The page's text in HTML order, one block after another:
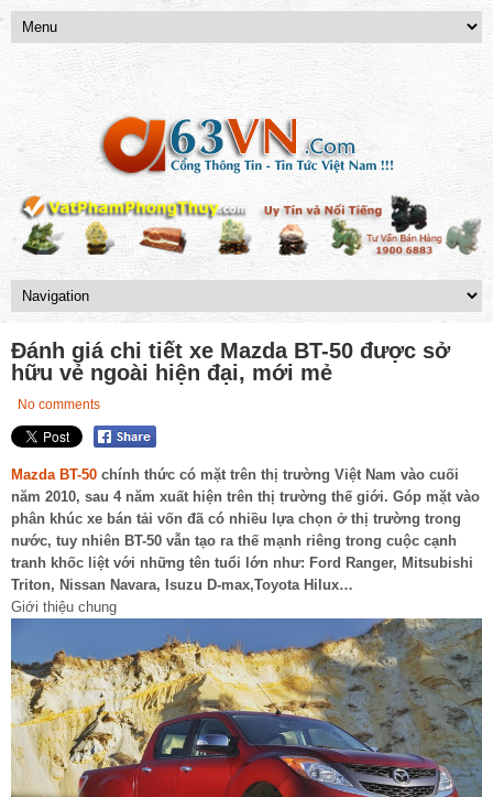
Đánh giá chi tiết xe Mazda BT-50 được sở
hữu vẻ ngoài hiện đại, mới mẻ
No comments
Mazda BT-50 chính thức có mặt trên thị trường Việt Nam vào cuối
năm 2010, sau 4 năm xuất hiện trên thị trường thế giới. Góp mặt vào
phân khúc xe bán tải vốn đã có nhiều lựa chọn ở thị trường trong
nước, tuy nhiên BT-50 vẫn tạo ra thế mạnh riêng trong cuộc cạnh
tranh khốc liệt với những tên tuổi lớn như: Ford Ranger, Mitsubishi
Triton, Nissan Navara, Isuzu D-max,Toyota Hilux…
Giới thiệu chung